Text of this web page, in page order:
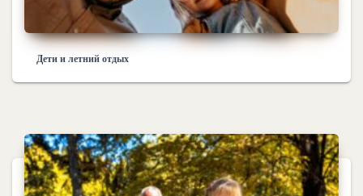
Дети и летний отдых